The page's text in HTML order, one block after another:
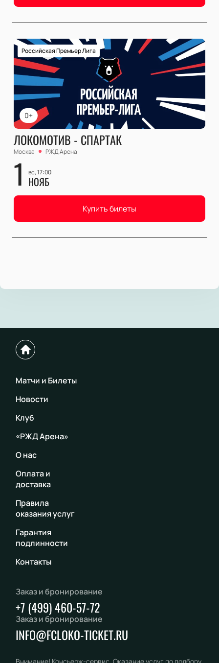
0+
Российская Премьер Лига
ЛОКОМОТИВ - СПАРТАК
Москва РЖД Арена
1 вс, 17:00
НОЯБ
Купить билеты
Матчи и Билеты
Новости
Клуб
«РЖД Арена»
О нас
Оплата и
доставка
Правила
оказания услуг
Гарантия
подлинности
Контакты
Заказ и бронирование
+7 (499) 460-57-72
Заказ и бронирование
INFO@FCLOKO-TICKET.RU